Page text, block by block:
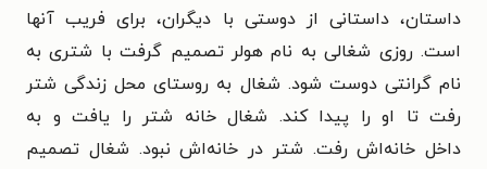
داستان، داستانی از دوستی با دیگران، برای فریب آنها
است. روزی شغالی به نام هولر تصمیم گرفت با شتری به
نام گرانتی دوست شود. شغال به روستای محل زندگی شتر
رفت تا او را پیدا کند. شغال خانه شتر را یافت و به
داخل خانه‌اش رفت. شتر در خانه‌اش نبود. شغال تصمیم